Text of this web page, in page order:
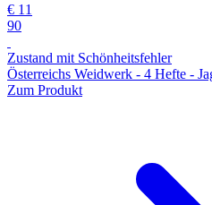
€ 11
90
Zustand mit Schönheitsfehler
Österreichs Weidwerk - 4 Hefte -
Zum Produkt